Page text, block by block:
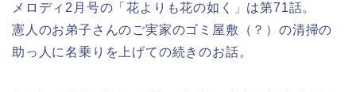
メロディ2月号の「花よりも花の如く」は第71話。
憲人のお弟子さんのご実家のゴミ屋敷（？）の清掃の
助っ人に名乗りを上げての続きのお話。